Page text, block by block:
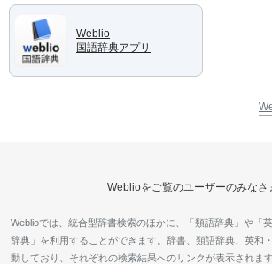
Weblio
国語辞典アプリ
Weblioをご覧のユーザーのみなさ
Weblioでは、統合型辞書検索のほかに、「類語辞典」や「
辞典」を利用することができます。辞書、類語辞典、英和
動しており、それぞれの検索結果へのリンクが表示されま